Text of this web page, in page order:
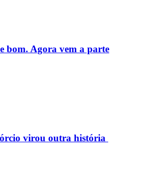
bom. Agora vem a parte
virou outra história